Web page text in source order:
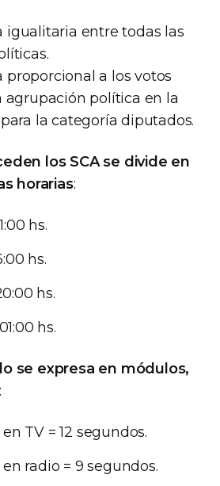
igualitaria entre todas las
proporcional a los votos
agrupación política en la
la categoría diputados.
los SCA se divide en
horarias:
hs.
hs.
hs.
hs.
se expresa en módulos,
:
TV = 12 segundos.
radio = 9 segundos.